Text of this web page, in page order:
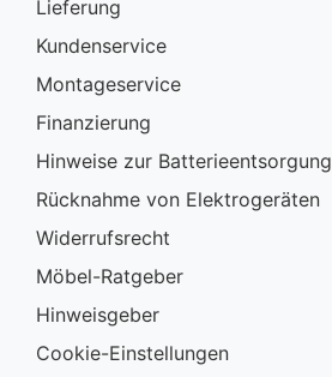
Lieferung
Kundenservice
Montageservice
Finanzierung
Hinweise zur Batterieentsorgung
Rücknahme von Elektrogeräten
Widerrufsrecht
Möbel-Ratgeber
Hinweisgeber
Cookie-Einstellungen